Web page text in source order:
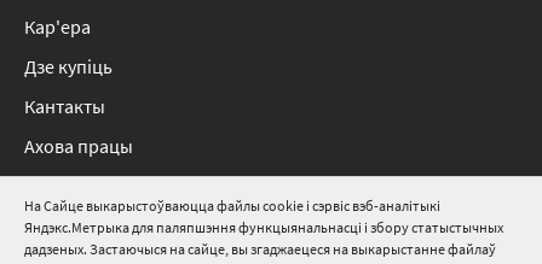
На Сайце выкарыстоўваюцца файлы cookie і сэрвіс вэб-аналітыкі
Яндэкс.Метрыка для паляпшэння функцыянальнасці і збору статыстычных
дадзеных. Застаючыся на сайце, вы згаджаецеся на выкарыстанне файлаў
8 800 511 91 82
Кар'ера
Дзе купіць
Кантакты
Ахова працы